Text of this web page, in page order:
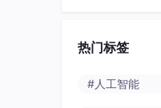
热门标签
#人工智能